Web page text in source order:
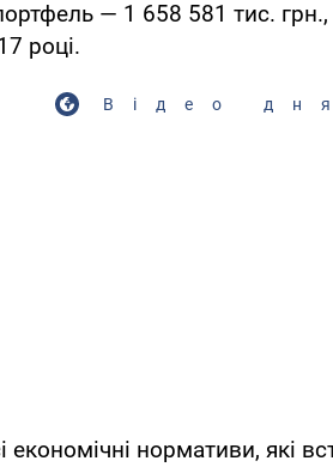
— 1 658 581 тис.
році.
Відео
економічні нормативи, які